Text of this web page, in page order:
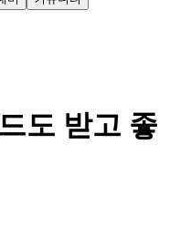
도 받고 좋